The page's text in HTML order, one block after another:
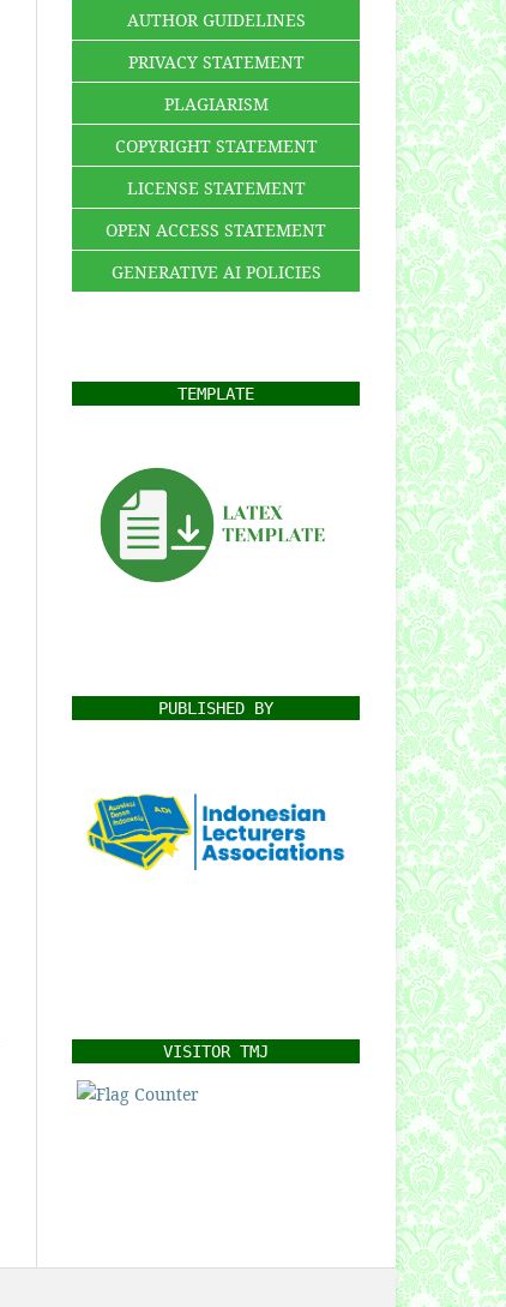
AUTHOR GUIDELINES
PRIVACY STATEMENT
PLAGIARISM
COPYRIGHT STATEMENT
LICENSE STATEMENT
OPEN ACCESS STATEMENT
GENERATIVE AI POLICIES
TEMPLATE
PUBLISHED BY
VISITOR TMJ